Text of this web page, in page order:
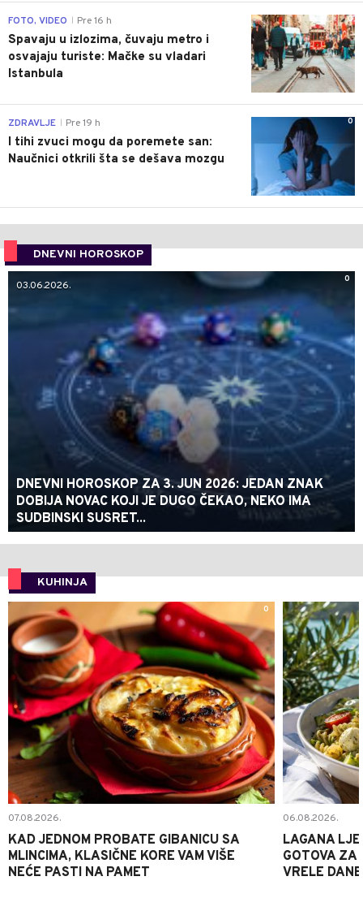
0
FOTO, VIDEO Pre 16 h
Spavaju u izlozima, čuvaju metro i
osvajaju turiste: Mačke su vladari
Istanbula
0
ZDRAVLJE Pre 19 h
I tihi zvuci mogu da poremete san:
Naučnici otkrili šta se dešava mozgu
DNEVNI HOROSKOP
0
03.06.2026.
DNEVNI HOROSKOP ZA 3. JUN 2026: JEDAN ZNAK
DOBIJA NOVAC KOJI JE DUGO ČEKAO, NEKO IMA
SUDBINSKI SUSRET...
KUHINJA
0
07.08.2026.
KAD JEDNOM PROBATE GIBANICU SA
MLINCIMA, KLASIČNE KORE VAM VIŠE
NEĆE PASTI NA PAMET
06.08.2026.
LAGANA
GOTOVA ZA
VRELE DANE